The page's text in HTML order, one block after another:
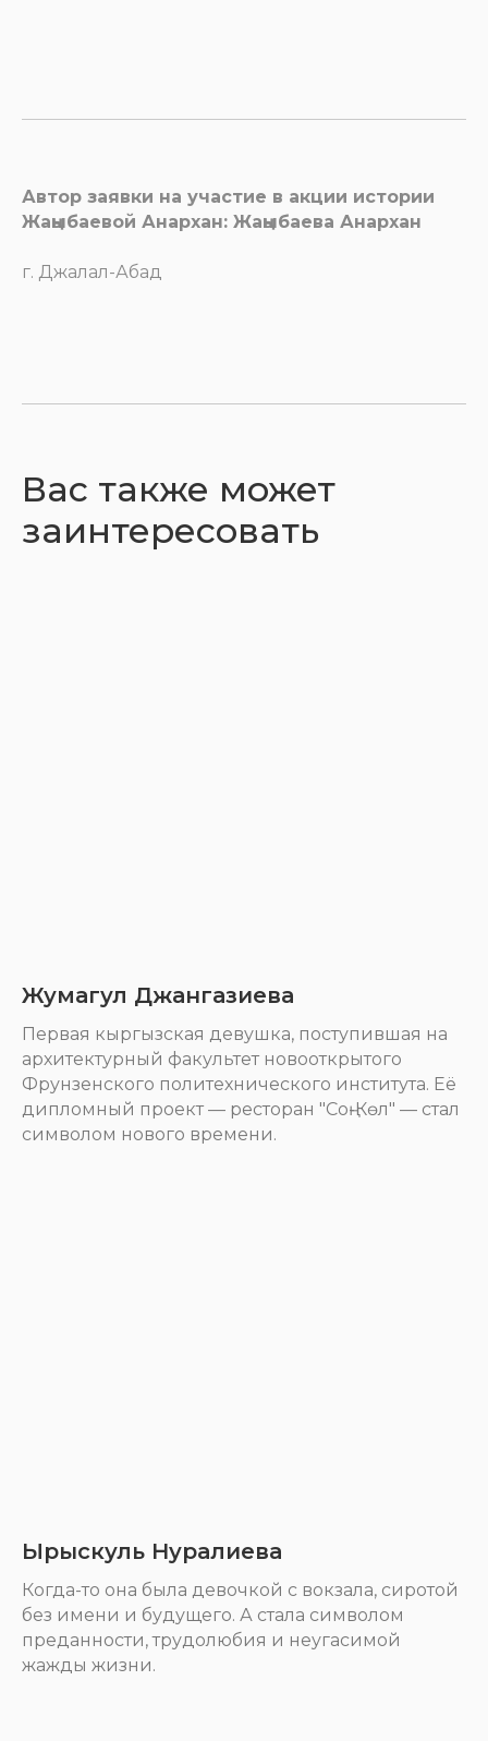
Автор заявки на участие в акции истории
Жаңыбаевой Анархан: Жаңыбаева Анархан
г. Джалал-Абад
Вас также может
заинтересовать
Жумагул Джангазиева
Первая кыргызская девушка, поступившая на
архитектурный факультет новооткрытого
Фрунзенского политехнического института. Её
дипломный проект — ресторан "Соң-Көл" — стал
символом нового времени.
Ырыскуль Нуралиева
Когда-то она была девочкой с вокзала, сиротой
без имени и будущего. А стала символом
преданности, трудолюбия и неугасимой
жажды жизни.